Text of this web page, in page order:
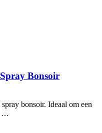
Bonsoir
bonsoir. Ideaal om een
…